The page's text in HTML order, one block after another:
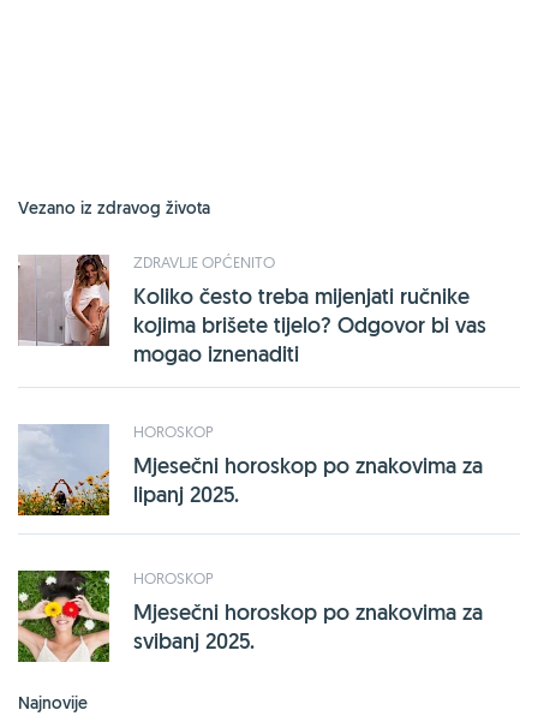
Vezano iz zdravog života
ZDRAVLJE OPĆENITO
Koliko često treba mijenjati ručnike
kojima brišete tijelo? Odgovor bi vas
mogao iznenaditi
HOROSKOP
Mjesečni horoskop po znakovima za
lipanj 2025.
HOROSKOP
Mjesečni horoskop po znakovima za
svibanj 2025.
Najnovije